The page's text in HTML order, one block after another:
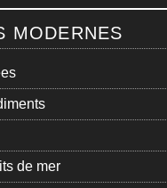
MODERNES
de mer